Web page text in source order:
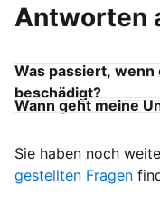
Antworten
Was passiert,
beschädigt?
Wann geht meine
Sie haben noch
gestellten Fragen